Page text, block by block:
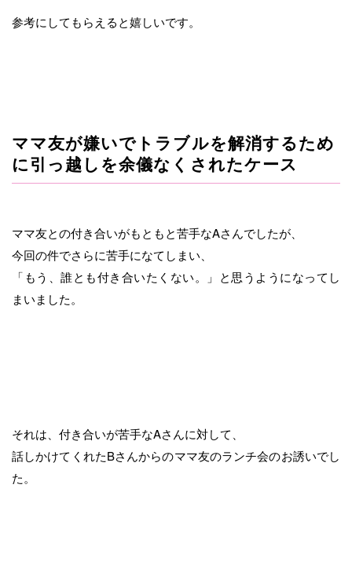
参考にしてもらえると嬉しいです。
ママ友が嫌いでトラブルを解消するため
に引っ越しを余儀なくされたケース
ママ友との付き合いがもともと苦手なAさんでしたが、
今回の件でさらに苦手になてしまい、
「もう、誰とも付き合いたくない。」と思うようになってし
まいました。
それは、付き合いが苦手なAさんに対して、
話しかけてくれたBさんからのママ友のランチ会のお誘いでし
た。